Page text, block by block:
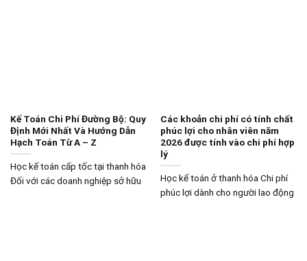
Kế Toán Chi Phí Đường Bộ: Quy
Định Mới Nhất Và Hướng Dẫn
Hạch Toán Từ A – Z
Học kế toán cấp tốc tại thanh hóa
Đối với các doanh nghiệp sở hữu
Các khoản chi phí có tính chất
phúc lợi cho nhân viên năm
2026 được tính vào chi phí hợp
lý
Học kế toán ở thanh hóa Chi phí
phúc lợi dành cho người lao động